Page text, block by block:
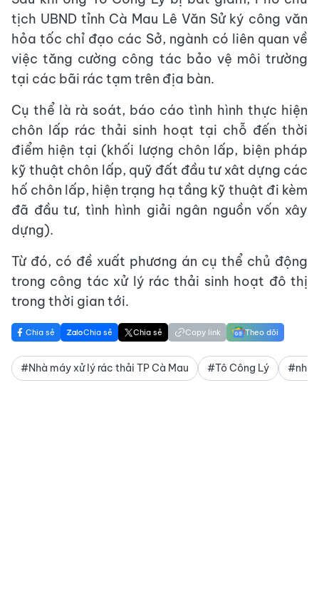
tịch UBND tỉnh Cà Mau Lê Văn Sử ký công văn
hỏa tốc chỉ đạo các Sở, ngành có liên quan về
việc tăng cường công tác bảo vệ môi trường
tại các bãi rác tạm trên địa bàn.
Cụ thể là rà soát, báo cáo tình hình thực hiện
chôn lấp rác thải sinh hoạt tại chỗ đến thời
điểm hiện tại (khối lượng chôn lấp, biện pháp
kỹ thuật chôn lấp, quỹ đất đầu tư xât dựng các
hố chôn lấp, hiện trạng hạ tầng kỹ thuật đi kèm
đã đầu tư, tình hình giải ngân nguồn vốn xây
dựng).
Từ đó, có đề xuất phương án cụ thể chủ động
trong công tác xử lý rác thải sinh hoạt đô thị
trong thời gian tới.
Chia sẻ Chia sẻ Chia sẻ Copy link Theo dõi
#Nhà máy xử lý rác thải TP Cà Mau #Tô Công Lý #nhà